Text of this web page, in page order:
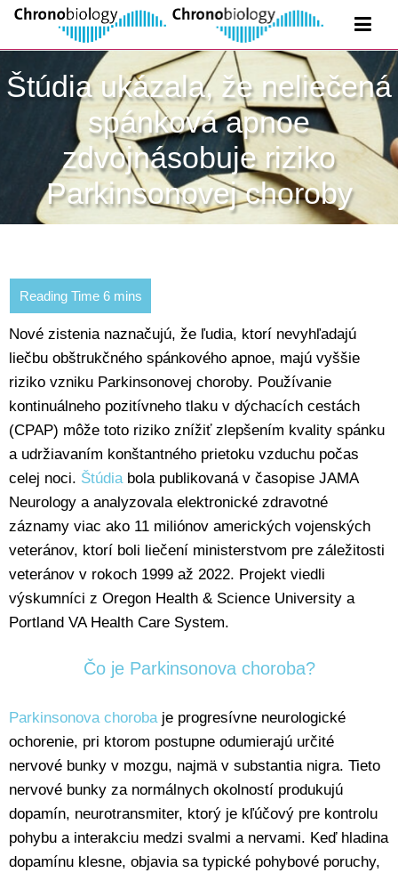
Štúdia ukázala, že neliečená
spánková apnoe
zdvojnásobuje riziko
Parkinsonovej choroby
Nové zistenia naznačujú, že ľudia, ktorí nevyhľadajú
liečbu obštrukčného spánkového apnoe, majú vyššie
riziko vzniku Parkinsonovej choroby. Používanie
kontinuálneho pozitívneho tlaku v dýchacích cestách
(CPAP) môže toto riziko znížiť zlepšením kvality spánku
a udržiavaním konštantného prietoku vzduchu počas
celej noci. Štúdiabola publikovaná v časopise JAMA
Neurology a analyzovala elektronické zdravotné
záznamy viac ako 11 miliónov amerických vojenských
veteránov, ktorí boli liečení ministerstvom pre záležitosti
veteránov v rokoch 1999 až 2022. Projekt viedli
výskumníci z Oregon Health & Science University a
Portland VA Health Care System.
Čo je Parkinsonova choroba?
Parkinsonova chorobaje progresívne neurologické
ochorenie, pri ktorom postupne odumierajú určité
nervové bunky v mozgu, najmä v substantia nigra. Tieto
nervové bunky za normálnych okolností produkujú
dopamín, neurotransmiter, ktorý je kľúčový pre kontrolu
pohybu a interakciu medzi svalmi a nervami. Keď hladina
dopamínu klesne, objavia sa typické pohybové poruchy,